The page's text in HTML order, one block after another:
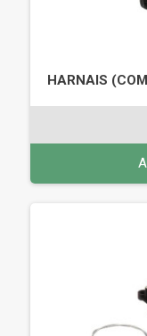
HARNAIS